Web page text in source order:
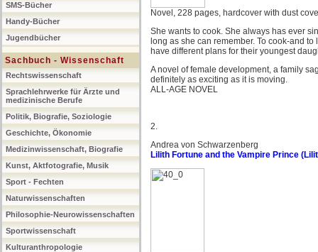
SMS-Bücher
Handy-Bücher
Jugendbücher
Sachbuch - Wissenschaft
Rechtswissenschaft
Sprachlehrwerke für Ärzte und
medizinische Berufe
Politik, Biografie, Soziologie
Geschichte, Ökonomie
Medizinwissenschaft, Biografie
Kunst, Aktfotografie, Musik
Sport - Fechten
Naturwissenschaften
Philosophie-Neurowissenschaften
Sportwissenschaft
Kulturanthropologie
Novel, 228 pages, hardcover with dust
She wants to cook. She always has ever
long as she can remember. To cook-and
have different plans for their youngest
A novel of female development, a family
definitely as exciting as it is moving.
ALL-AGE NOVEL
2.
Andrea von Schwarzenberg
Lilith Fortune and the Vampire Prince